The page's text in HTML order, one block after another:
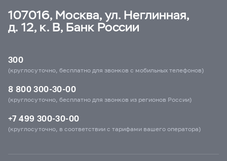
107016, Москва, ул. Неглинная,
д. 12, к. В, Банк России
300
(круглосуточно, бесплатно для звонков с мобильных телефонов)
8 800 300-30-00
(круглосуточно, бесплатно для звонков из регионов России)
+7 499 300-30-00
(круглосуточно, в соответствии с тарифами вашего оператора)